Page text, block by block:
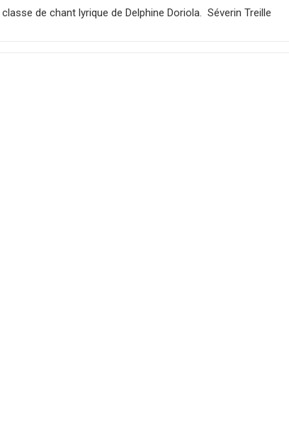
de chant lyrique de Delphine Doriola. Séverin Treille